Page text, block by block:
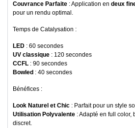
Couvrance Parfaite : Application en deux
pour un rendu optimal.
Temps de Catalysation :
LED : 60 secondes
UV classique : 120 secondes
CCFL : 90 secondes
Bowled : 40 secondes
Bénéfices :
Look Naturel et Chic : Parfait pour un style
Utilisation Polyvalente : Adapté en full color,
discret.